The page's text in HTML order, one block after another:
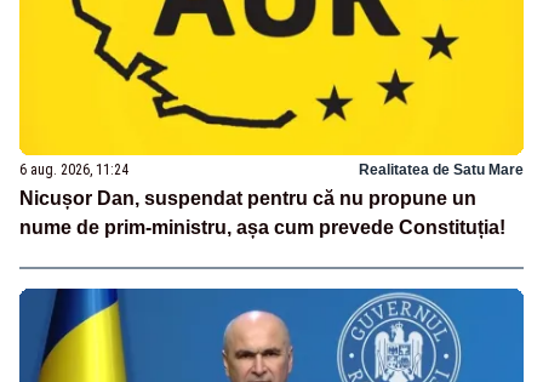
6 aug. 2026, 11:24 Realitatea de Satu Mare
Nicușor Dan, suspendat pentru că nu propune un
nume de prim-ministru, așa cum prevede Constituția!